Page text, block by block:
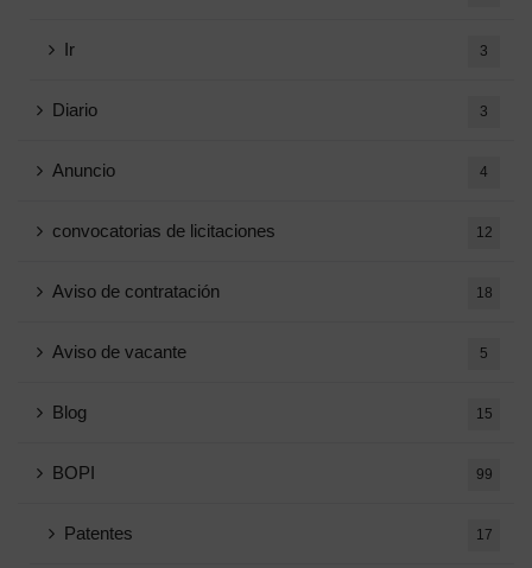
Ir 3
Diario 3
Anuncio 4
convocatorias de licitaciones 12
Aviso de contratación 18
Aviso de vacante 5
Blog 15
BOPI 99
Patentes 17